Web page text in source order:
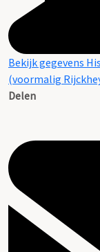
Bekijk gegevens
(voormalig
Delen